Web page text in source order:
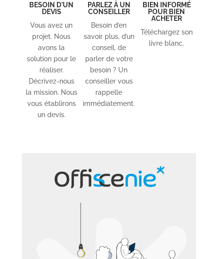
BESOIN D'UN
DEVIS
Vous avez un
projet. Nous
avons la
solution pour le
réaliser.
Décrivez-nous
la mission. Nous
vous établirons
un devis.
PARLEZ À UN
CONSEILLER
Besoin d’en
savoir plus, d’un
conseil, de
parler de votre
besoin ? Un
conseiller vous
rappelle
immédiatement.
BIEN INFORMÉ
POUR BIEN
ACHETER
Téléchargez son
livre blanc.